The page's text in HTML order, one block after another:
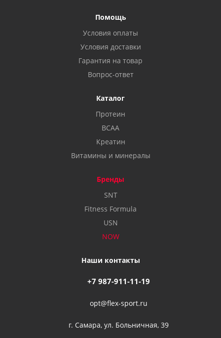
Помощь
Условия оплаты
Условия доставки
Гарантия на товар
Вопрос-ответ
Каталог
Протеин
BCAA
Креатин
Витамины и минералы
Бренды
SNT
Fitness Formula
USN
NOW
Наши контакты
+7 987-911-11-19
opt@flex-sport.ru
г. Самара, ул. Больничная, 39